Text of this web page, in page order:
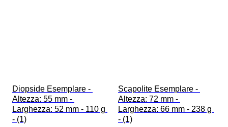
Diopside Esemplare -
Altezza: 55 mm -
Larghezza: 52 mm - 110 g
- (1)
Scapolite Esemplare -
Altezza: 72 mm -
Larghezza: 66 mm - 238 g
- (1)